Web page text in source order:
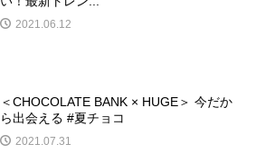
2021.06.12
＜CHOCOLATE BANK × HUGE＞ 今だか
ら出会える #夏チョコ
2021.07.31